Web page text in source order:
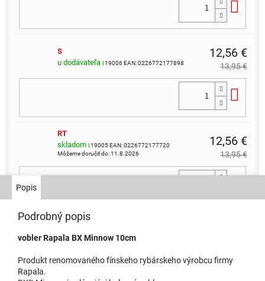
S
u dodávateľa | 19006 EAN:0226772177898
12,56 €
13,95 €
RT
skladom | 19005EAN:0226772177720
Môžeme doručiť do:11.8.2026
12,56 €
13,95 €
u dodávateľa| 19004EAN:
Popis
Podrobný popis
vobler Rapala BX Minnow 10cm
Produkt renomovaného fínskeho rybárskeho výrobcu firmy
Rapala.